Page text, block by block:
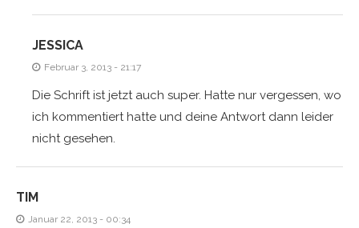
JESSICA
Februar 3, 2013 - 21:17
Die Schrift ist jetzt auch super. Hatte nur vergessen, wo
ich kommentiert hatte und deine Antwort dann leider
nicht gesehen.
TIM
Januar 22, 2013 - 00:34